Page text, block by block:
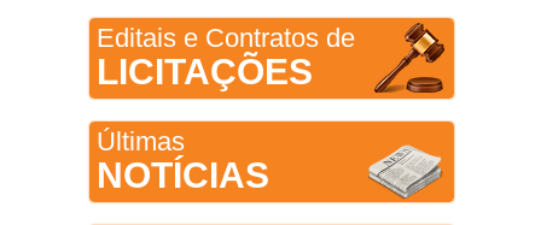
Editais e Contratos de
LICITAÇÕES
Últimas
NOTÍCIAS